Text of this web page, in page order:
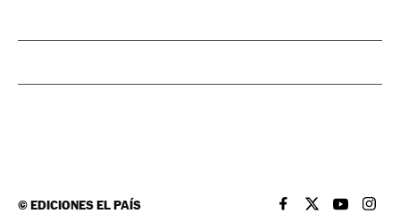
©EDICIONES EL PAÍS EL PAÍS BRASIL EN
EL PAÍSEL PAÍS
EL